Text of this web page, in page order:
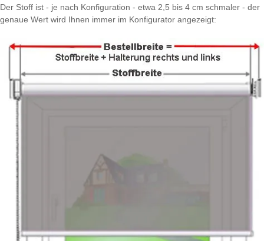
Der Stoff ist - je nach Konfiguration - etwa 2,5 bis 4 cm schmaler - der
genaue Wert wird Ihnen immer im Konfigurator angezeigt: